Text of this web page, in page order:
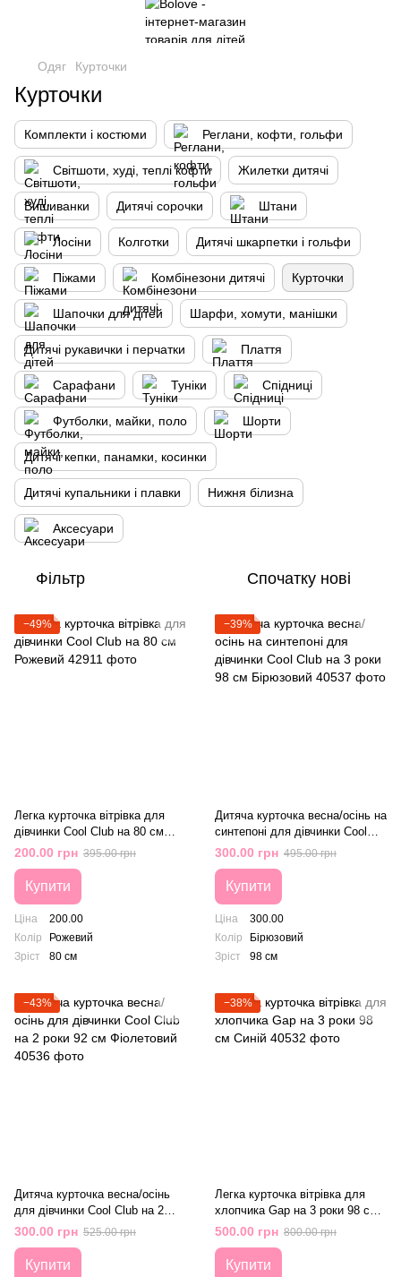
Одяг Курточки
Курточки
Комплекти і костюми Реглани, кофти, гольфи
Світшоти, худі, теплі кофти Жилетки дитячі
Вишиванки Дитячі сорочки Штани
Лосіни Колготки Дитячі шкарпетки і гольфи
Піжами Комбінезони дитячі Курточки
Шапочки для дітей Шарфи, хомути, манішки
Дитячі рукавички і перчатки Плаття
Сарафани Туніки Спідниці
Футболки, майки, поло Шорти
Дитячі кепки, панамки, косинки
Дитячі купальники і плавки Нижня білизна
Аксесуари
Фільтр Спочатку нові
−49%
Легка курточка вітрівка для
дівчинки Cool Club на 80 см
Рожевий
200.00 грн 395.00 грн
Купити
Ціна
200.00
Колір
Рожевий
Зріст
80 см
−39%
Дитяча курточка весна/осінь на
синтепоні для дівчинки Cool
Club на 3 роки 98 см Бірюзовий
300.00 грн 495.00 грн
Купити
Ціна
300.00
Колір
Бірюзовий
Зріст
98 см
−43%
Дитяча курточка весна/осінь
для дівчинки Cool Club на 2
роки 92 см Фіолетовий
300.00 грн 525.00 грн
Купити
−38%
Легка курточка вітрівка для
хлопчика Gap на 3 роки 98 см
Синій
500.00 грн 800.00 грн
Купити